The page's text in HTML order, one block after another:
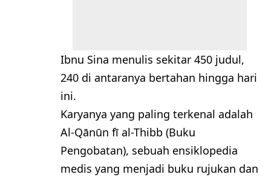
Ibnu Sina menulis sekitar 450 judul,
240 di antaranya bertahan hingga hari
ini.
Karyanya yang paling terkenal adalah
Al-Qānūn fī al-Thibb (Buku
Pengobatan), sebuah ensiklopedia
medis yang menjadi buku rujukan dan